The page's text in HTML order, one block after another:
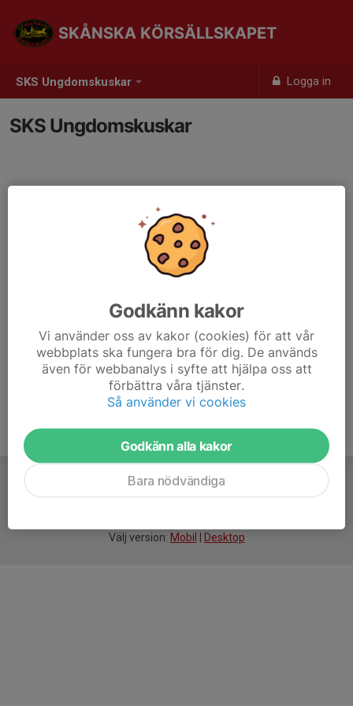
SKS Ungdomskuskar Logga in
SKÅNSKA KÖRSÄLLSKAPET
SKS Ungdomskuskar
Välj version: Mobil Desktop
Godkänn kakor
Vi använder oss av kakor (cookies) för att vår
webbplats ska fungera bra för dig. De används
även för webbanalys i syfte att hjälpa oss att
förbättra våra tjänster.
Så använder vi cookies
Godkänn alla kakor
Bara nödvändiga